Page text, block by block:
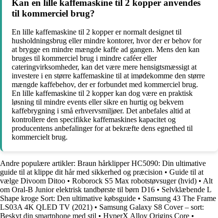
Kan en lille kaffemaskine til 2 kopper anvendes
til kommerciel brug?
En lille kaffemaskine til 2 kopper er normalt designet til
husholdningsbrug eller mindre kontorer, hvor der er behov for
at brygge en mindre mængde kaffe ad gangen. Mens den kan
bruges til kommerciel brug i mindre caféer eller
cateringvirksomheder, kan det være mere hensigtsmæssigt at
investere i en større kaffemaskine til at imødekomme den større
mængde kaffebehov, der er forbundet med kommerciel brug.
En lille kaffemaskine til 2 kopper kan dog være en praktisk
løsning til mindre events eller sikre en hurtig og bekvem
kaffebrygning i små erhvervsmiljøer. Det anbefales altid at
kontrollere den specifikke kaffemaskines kapacitet og
producentens anbefalinger for at bekræfte dens egnethed til
kommercielt brug.
Andre populære artikler: Braun hårklipper HC5090: Din ultimative
guide til at klippe dit hår med sikkerhed og præcision • Guide til at
vælge Divoom Ditoo • Roborock S5 Max robotstøvsuger (hvid) • Alt
om Oral-B Junior elektrisk tandbørste til børn D16 • Selvklæbende L
Shape kroge Sort: Den ultimative købsguide • Samsung 43 The Frame
LS03A 4K QLED TV (2021) • Samsung Galaxy S8 Cover – sort:
Beskyt din smartphone med stil • HyperX Alloy Origins Core •